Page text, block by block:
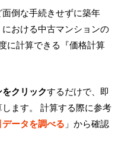
倒な手続きせずに築年
おける中古マンションの
に計算できる『価格計算
クリックするだけで、即
ます。 計算する際に参考
ータを調べる 」から確認